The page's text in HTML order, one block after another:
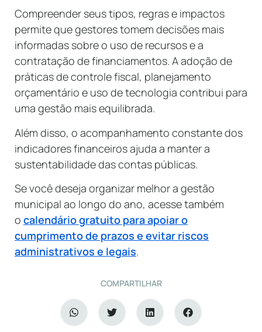
Compreender seus tipos, regras e impactos
permite que gestores tomem decisões mais
informadas sobre o uso de recursos e a
contratação de financiamentos. A adoção de
práticas de controle fiscal, planejamento
orçamentário e uso de tecnologia contribui para
uma gestão mais equilibrada.
Além disso, o acompanhamento constante dos
indicadores financeiros ajuda a manter a
sustentabilidade das contas públicas.
Se você deseja organizar melhor a gestão
municipal ao longo do ano, acesse também
o calendário gratuito para apoiar o
cumprimento de prazos e evitar riscos
administrativos e legais.
COMPARTILHAR